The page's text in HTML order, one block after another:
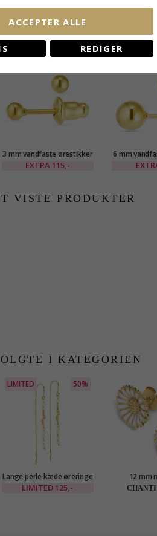
PRODUKTER
3 mm vandfaste ørestikker
i forgyldt stål - OCEANA
EXTRA 115,-
6 mm
i forgyldt
VISTE PRODUKTER
I KATEGORIEN
LIMITED 50%
Lange perle kæde øreringe
i forgyldt messing - Eliné
LIMITED 125,-
12 mm
ørestikker i
ACCEPTER ALLE
REDIGER